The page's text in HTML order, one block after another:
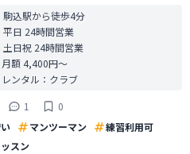
駒込駅から徒歩4分
平日 24時間営業
土日祝 24時間営業
月額 4,400円〜
レンタル： クラブ
1
0
マンツーマン
練習利用可
スン